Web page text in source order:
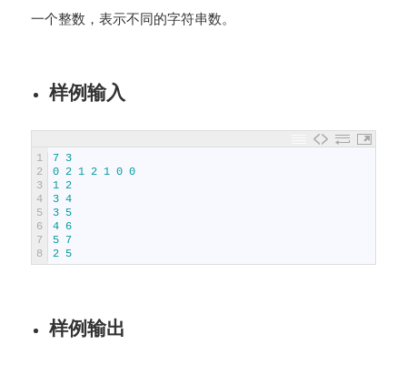
一个整数，表示不同的字符串数。
样例输入
1
2
3
4
5
6
7
8
7 3
0 2 1 2 1 0 0
1 2
3 4
3 5
4 6
5 7
2 5
样例输出